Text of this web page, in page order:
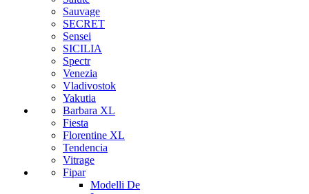
Sauvage
SECRET
Sensei
SICILIA
Spectr
Venezia
Vladivostok
Yakutia
Barbara XL
Fiesta
Florentine XL
Tendencia
Vitrage
Fipar
Modelli De